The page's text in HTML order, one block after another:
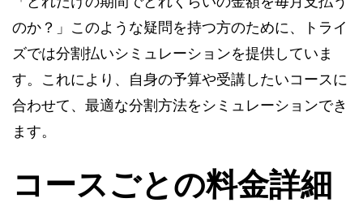
のか？」このような疑問を持つ方のために、トライ
ズでは分割払いシミュレーションを提供していま
す。これにより、自身の予算や受講したいコースに
合わせて、最適な分割方法をシミュレーションでき
ます。
コースごとの料金詳細